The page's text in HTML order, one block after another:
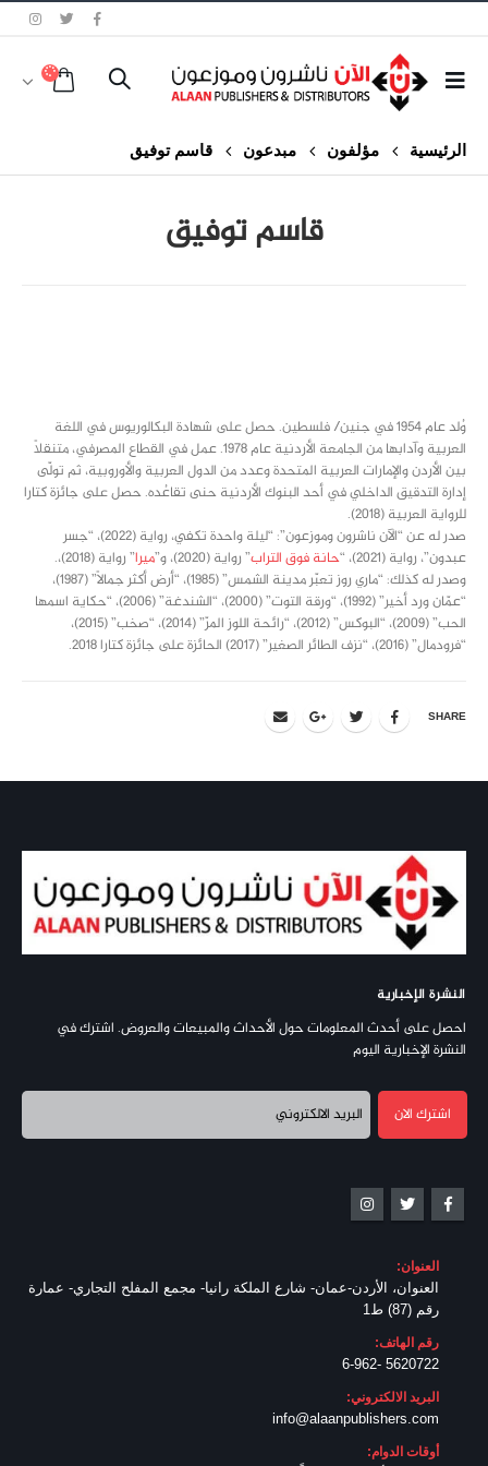
الرئيسية مؤلفون مبدعون قاسم توفيق
قاسم توفيق
وُلد عام 1954 في جنين/ فلسطين. حصل على شهادة البكالوريوس في اللغة
العربية وآدابها من الجامعة الأردنية عام 1978. عمل في القطاع المصرفي، متنقلاً
بين الأردن والإمارات العربية المتحدة وعدد من الدول العربية والأوروبية، ثم تولّى
إدارة التدقيق الداخلي في أحد البنوك الأردنية حنى تقاعُده. حصل على جائزة كتارا
للرواية العربية (2018).
صدر له عن “الآن ناشرون وموزعون”: “ليلة واحدة تكفي، رواية (2022)، “جسر
عبدون”، رواية (2021)، “
حانة فوق التراب” رواية (2020)، و” ميرا” رواية (2018)،.
وصدر له كذلك: “ماري روز تعبّر مدينة الشمس” (1985)، “أرض أكثر جمالاً” (1987)،
“عمّان ورد أخير” (1992)، “ورقة التوت” (2000)، “الشندغة” (2006)، “حكاية اسمها
الحب” (2009)، “البوكس” (2012)، “رائحة اللوز المرّ” (2014)، “صخب” (2015)،
“فرودمال” (2016)، “نزف الطائر الصغير” (2017) الحائزة على جائزة كتارا 2018.
SHARE
النشرة الإخبارية
احصل على أحدث المعلومات حول الأحداث والمبيعات والعروض. اشترك في
النشرة الإخبارية اليوم
العنوان:
العنوان، الأردن-عمان- شارع الملكة رانيا- مجمع المفلح التجاري- عمارة
رقم (87) ط1
رقم الهاتف:
5620722 -6-962
البريد الالكتروني:
info@alaanpublishers.com
أوقات الدوام: